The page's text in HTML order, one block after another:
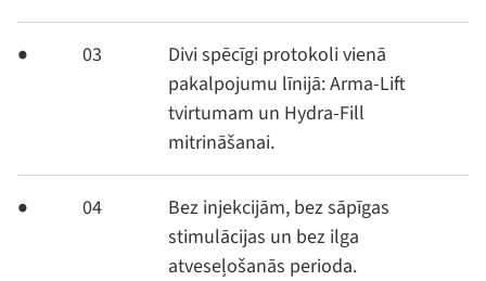
03
Divi spēcīgi protokoli vienā
pakalpojumu līnijā: Arma-Lift
tvirtumam un Hydra-Fill
mitrināšanai.
04
Bez injekcijām, bez sāpīgas
stimulācijas un bez ilga
atveseļošanās perioda.